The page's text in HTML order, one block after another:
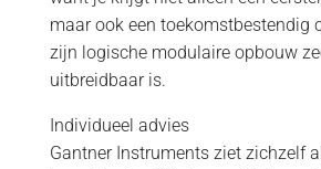
maar ook een toekomstbestendig
zijn logische modulaire opbouw
uitbreidbaar is.
Individueel advies
Gantner Instruments ziet zichzelf